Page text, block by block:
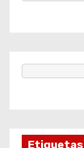
Etiquetas